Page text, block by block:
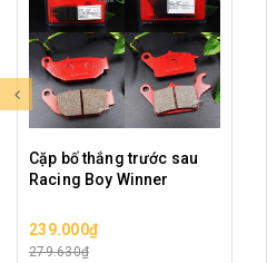
Cặp bố thắng trước sau
Racing Boy Winner
239.000₫
279.630₫